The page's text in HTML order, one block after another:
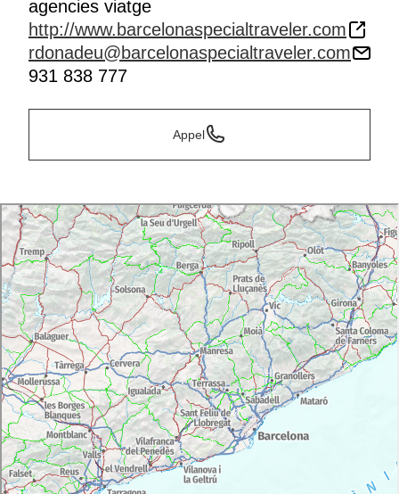
agencies viatge
http://www.barcelonaspecialtraveler.com
rdonadeu@barcelonaspecialtraveler.com
931 838 777
Appel